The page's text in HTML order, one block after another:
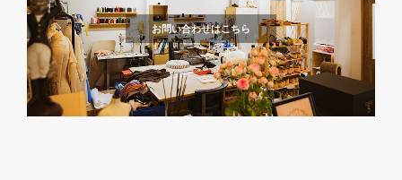
お問い合わせはこちら